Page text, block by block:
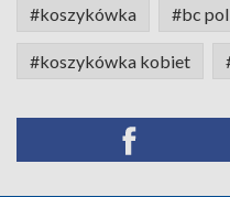
#koszykówka #bc
#koszykówka kobiet